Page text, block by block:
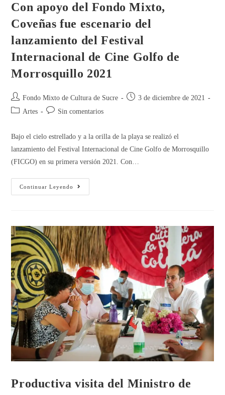
Con apoyo del Fondo Mixto,
Coveñas fue escenario del
lanzamiento del Festival
Internacional de Cine Golfo de
Morrosquillo 2021
Fondo Mixto de Cultura de Sucre
3 de diciembre de 2021
Artes
Sin comentarios
Bajo el cielo estrellado y a la orilla de la playa se realizó el
lanzamiento del Festival Internacional de Cine Golfo de Morrosquillo
(FICGO) en su primera versión 2021. Con…
Continuar Leyendo
Productiva visita del Ministro de